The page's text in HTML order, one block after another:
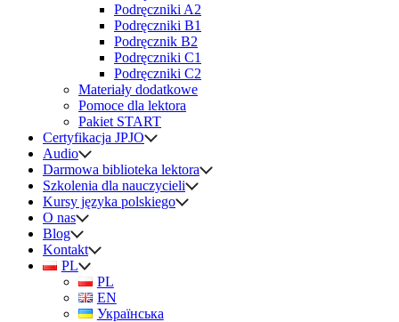
Podręczniki A2
Podręczniki B1
Podręcznik B2
Podręczniki C1
Podręczniki C2
Materiały dodatkowe
Pomoce dla lektora
Pakiet START
Certyfikacja JPJO
Audio
Darmowa biblioteka lektora
Szkolenia dla nauczycieli
Kursy języka polskiego
O nas
Blog
Kontakt
PL
PL
EN
Українська